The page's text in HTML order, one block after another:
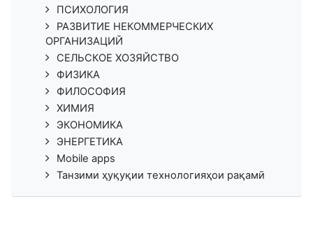
ПСИХОЛОГИЯ
РАЗВИТИЕ НЕКОММЕРЧЕСКИХ
ОРГАНИЗАЦИЙ
СЕЛЬСКОЕ ХОЗЯЙСТВО
ФИЗИКА
ФИЛОСОФИЯ
ХИМИЯ
ЭКОНОМИКА
ЭНЕРГЕТИКА
Mobile apps
Танзими ҳуқуқии технологияҳои рақамӣ